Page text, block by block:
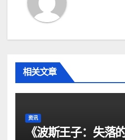
相关文章
资讯
《波斯王子：失落